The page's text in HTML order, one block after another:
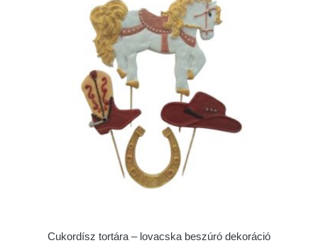
Cukordísz tortára – lovacska beszúró dekoráció